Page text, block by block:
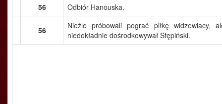
56
Odbiór Hanouska.
56
Nieźle próbowali pograć piłkę widzewiacy,
niedokładnie dośrodkowywał Stępiński.